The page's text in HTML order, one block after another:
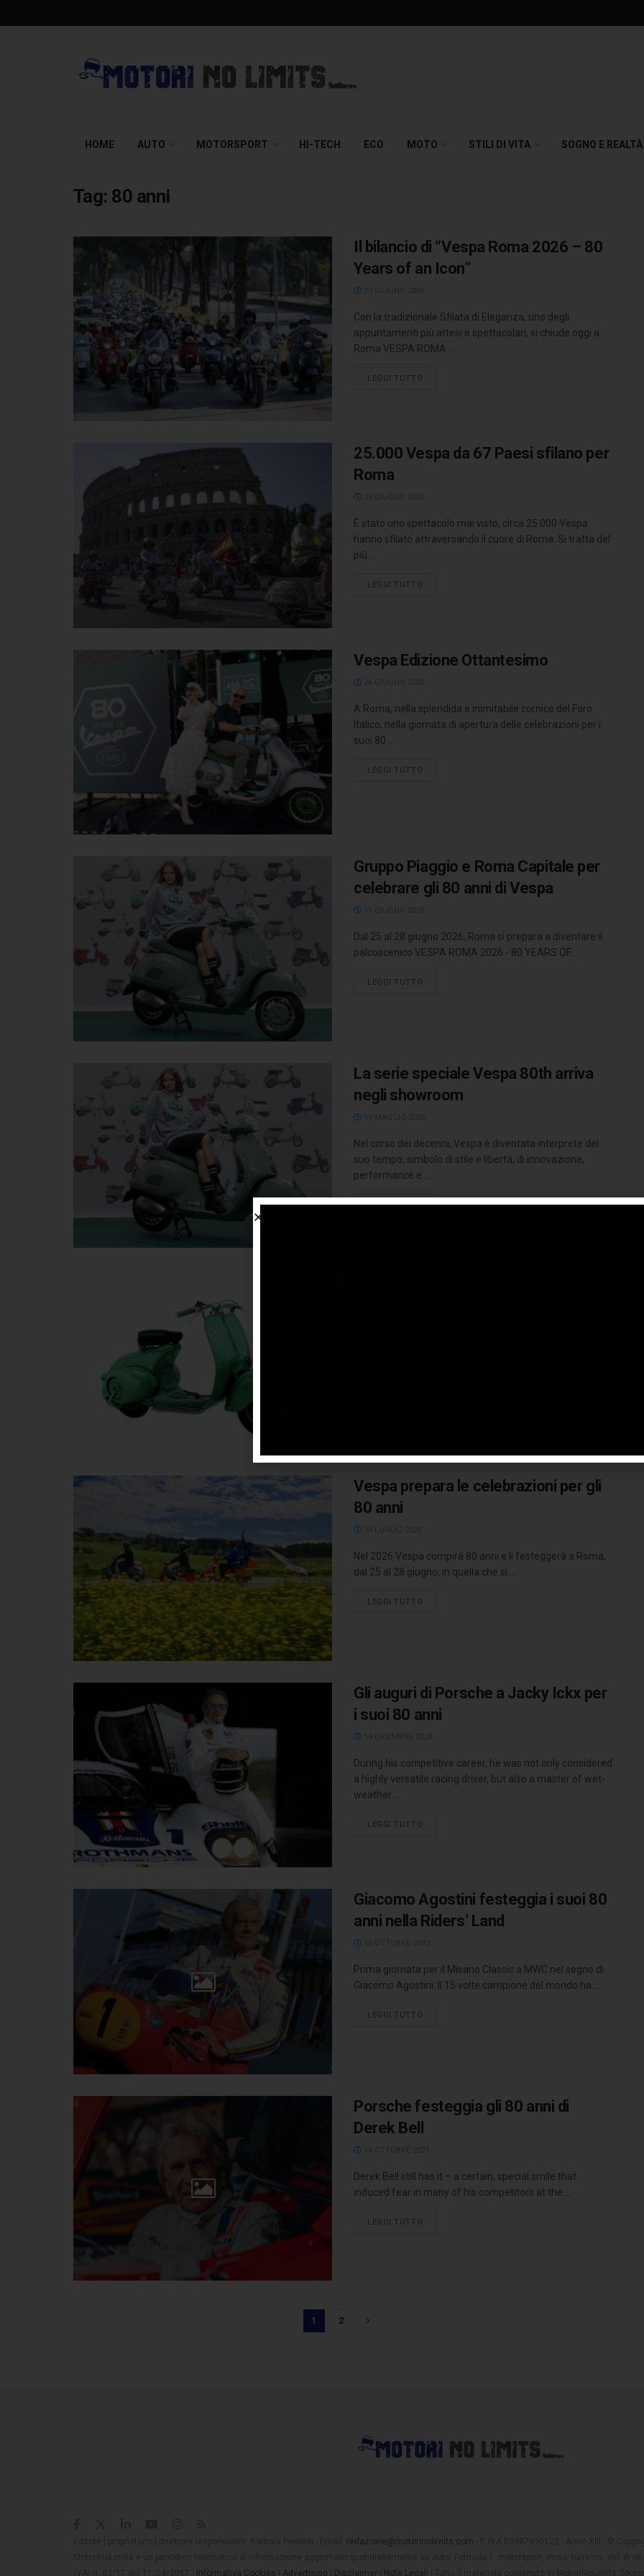
HOME AUTO MOTORSPORT HI-TECH ECO MOTO STILI DI VITA SOGNO E REALTÀ
Tag: 80 anni
Il bilancio di “Vespa Roma 2026 – 80
Years of an Icon”
Con la tradizionale Sfilata di Eleganza, uno degli
appuntamenti più attesi e spettacolari, si chiude oggi a
Roma VESPA ROMA ...
LEGGI TUTTO
25.000 Vespa da 67 Paesi sfilano per
Roma
È stato uno spettacolo mai visto, circa 25.000 Vespa
hanno sfilato attraversando il cuore di Roma. Si tratta del
più ...
LEGGI TUTTO
Vespa Edizione Ottantesimo
A Roma, nella splendida e inimitabile cornice del Foro
Italico, nella giornata di apertura delle celebrazioni per i
suoi 80 ...
LEGGI TUTTO
Gruppo Piaggio e Roma Capitale per
celebrare gli 80 anni di Vespa
Dal 25 al 28 giugno 2026, Roma si prepara a diventare il
palcoscenico VESPA ROMA 2026 - 80 YEARS OF ...
LEGGI TUTTO
La serie speciale Vespa 80th arriva
negli showroom
Nel corso dei decenni, Vespa è diventata interprete del
suo tempo, simbolo di stile e libertà, di innovazione,
performance e ...
LEGGI TUTTO
Vespa prepara le celebrazioni per gli
80 anni
Nel 2026 Vespa compirà 80 anni e li festeggerà a Roma,
dal 25 al 28 giugno, in quella che si ...
LEGGI TUTTO
Gli auguri di Porsche a Jacky Ickx per
i suoi 80 anni
During his competitive career, he was not only considered
a highly versatile racing driver, but also a master of wet-
weather ...
LEGGI TUTTO
Giacomo Agostini festeggia i suoi 80
anni nella Riders’ Land
Prima giornata per il Misano Classic a MWC nel segno di
Giacomo Agostini. Il 15 volte campione del mondo ha ...
LEGGI TUTTO
Porsche festeggia gli 80 anni di
Derek Bell
Derek Bell still has it – a certain, special smile that
induced fear in many of his competitors at the ...
LEGGI TUTTO
1 2
redazione@motorinolimits.com
Informativa Cookies Advertising Disclaimer Note Legali